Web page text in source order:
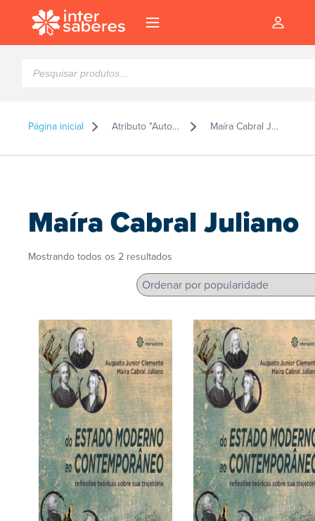
produtos
Página inicial Atributo "Autor" de produto Maíra Cabral Juliano
Maíra Cabral Juliano
Mostrando todos os 2 resultados
popularidade